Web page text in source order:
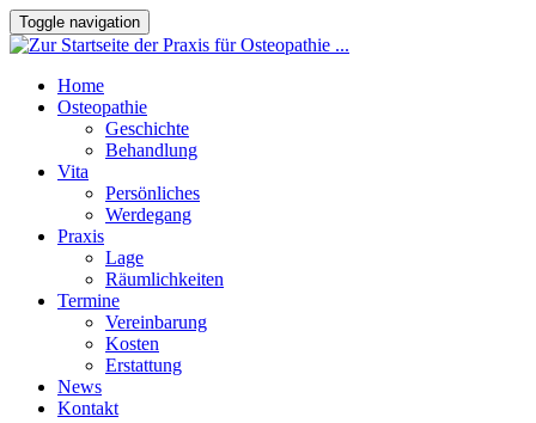
Toggle navigation
Home
Osteopathie
Geschichte
Behandlung
Vita
Persönliches
Werdegang
Praxis
Lage
Räumlichkeiten
Termine
Vereinbarung
Kosten
Erstattung
News
Kontakt